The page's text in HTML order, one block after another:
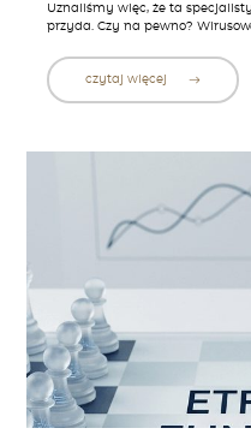
Uznaliśmy więc, że ta
przyda. Czy na pewno?
czytaj więcej